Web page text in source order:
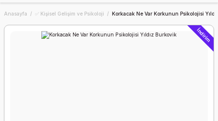
Anasayfa ✅ Kişisel Gelişim ve Psikoloji Korkacak Ne Var Korkunun Psikolojisi
İndirim